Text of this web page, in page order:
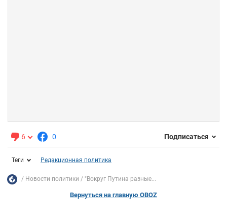
6 0 Подписаться
Теги Редакционная политика
Новости политики "Вокруг Путина разные...
Вернуться на главную OBOZ